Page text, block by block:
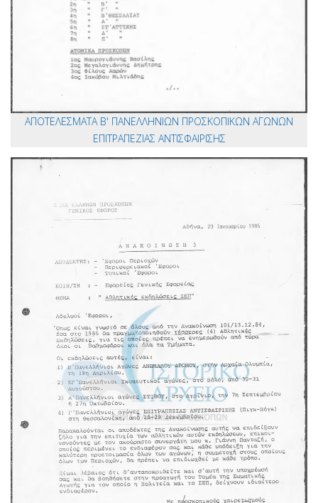
ΑΠΟΤΕΛΕΣΜΑΤΑ Β' ΠΑΝΕΛΛΗΝΙΩΝ ΠΡΟΣΚΟΠΙΚΩΝ ΑΓΩΝΩΝ
ΕΠΙΤΡΑΠΕΖΙΑΣ ΑΝΤΙΣΦΑΙΡΙΣΗΣ